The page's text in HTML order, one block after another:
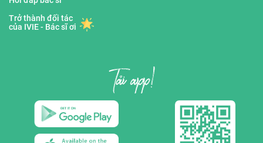
Trở thành đối tác
của IVIE - Bác sĩ ơi